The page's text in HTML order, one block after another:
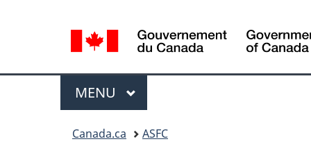
de
la
langue
Menu
MENU PRINCIPAL
Canada.ca ASFC